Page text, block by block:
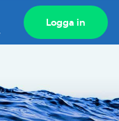
Visa
sökfält
Logga in